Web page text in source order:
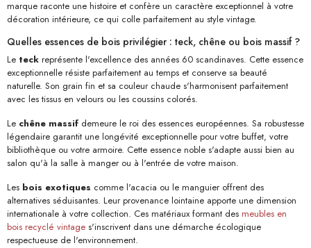
marque raconte une histoire et confère un caractère exceptionnel à votre
décoration intérieure, ce qui colle parfaitement au style vintage.
Quelles essences de bois privilégier : teck, chêne ou bois massif ?
Le teck représente l'excellence des années 60 scandinaves. Cette essence
exceptionnelle résiste parfaitement au temps et conserve sa beauté
naturelle. Son grain fin et sa couleur chaude s'harmonisent parfaitement
avec les tissus en velours ou les coussins colorés.
Le chêne massif demeure le roi des essences européennes. Sa robustesse
légendaire garantit une longévité exceptionnelle pour votre buffet, votre
bibliothèque ou votre armoire. Cette essence noble s'adapte aussi bien au
salon qu'à la salle à manger ou à l'entrée de votre maison.
Les bois exotiques comme l'acacia ou le manguier offrent des
alternatives séduisantes. Leur provenance lointaine apporte une dimension
internationale à votre collection. Ces matériaux formant des meubles en
bois recyclé vintage s'inscrivent dans une démarche écologique
respectueuse de l'environnement.